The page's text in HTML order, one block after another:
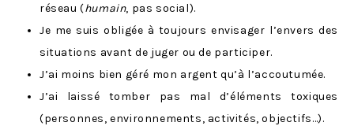
réseau (humain, pas social).
Je me suis obligée à toujours envisager l’envers des
situations avant de juger ou de participer.
J’ai moins bien géré mon argent qu’à l’accoutumée.
J’ai laissé tomber pas mal d’éléments toxiques
(personnes, environnements, activités, objectifs…).